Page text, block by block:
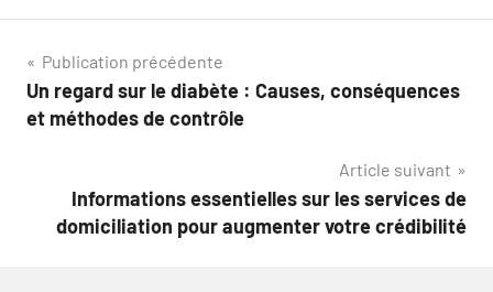
Navigation
de
Publication précédente
Un regard sur le diabète : Causes, conséquences
et méthodes de contrôle
Article suivant
Informations essentielles sur les services de
domiciliation pour augmenter votre crédibilité